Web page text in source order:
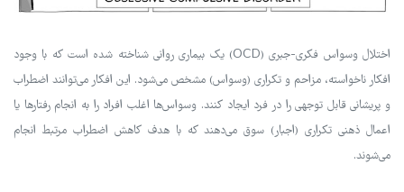
اختلال وسواس فکری-جبری (OCD) یک بیماری روانی شناخته شده است که با وجود
افکار ناخواسته، مزاحم و تکراری (وسواس) مشخص می‌شود. این افکار می‌توانند اضطراب
و پریشانی قابل توجهی را در فرد ایجاد کنند. وسواس‌ها اغلب افراد را به انجام رفتارها یا
اعمال ذهنی تکراری (اجبار) سوق می‌دهند که با هدف کاهش اضطراب مرتبط انجام
می‌شوند.